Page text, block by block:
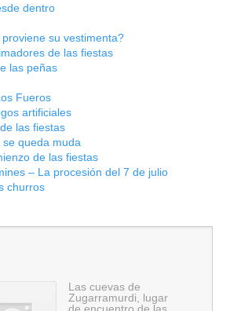
dentro
su vestimenta?
de las fiestas
las peñas
Fueros
artificiales
las fiestas
queda muda
de las fiestas
– La procesión del 7 de julio
churros
Las cuevas de
Zugarramurdi, lugar